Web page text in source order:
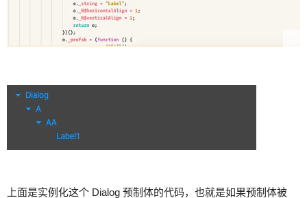
上面是实例化这个 Dialog 预制体的代码，也就是如果预制体被